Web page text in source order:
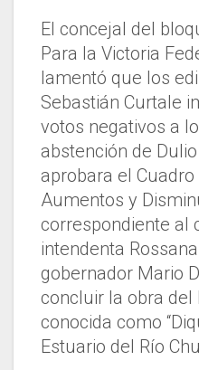
El concejal del
Para la Victoria
lamentó que los
Sebastián Curtale
votos negativos a
abstención de
aprobara el
Aumentos y
correspondiente al
intendenta
gobernador Mario
concluir la obra del
conocida como
Estuario del Río